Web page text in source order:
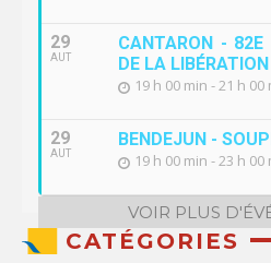
29
AUT
CANTARON - 82E
DE LA
19 h 00 min - 21 h 00
29
AUT
BENDEJUN -
19 h 00 min - 23 h 00
VOIR PLUS
CATÉGORIES